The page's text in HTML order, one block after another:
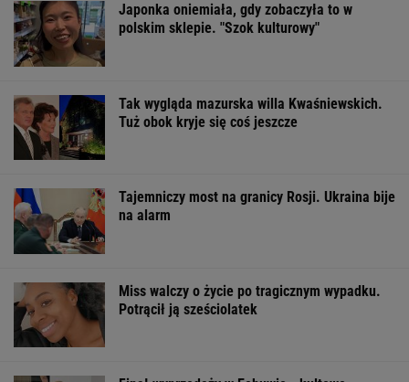
Japonka oniemiała, gdy zobaczyła to w
polskim sklepie. "Szok kulturowy"
Tak wygląda mazurska willa Kwaśniewskich.
Tuż obok kryje się coś jeszcze
Tajemniczy most na granicy Rosji. Ukraina bije
na alarm
Miss walczy o życie po tragicznym wypadku.
Potrącił ją sześciolatek